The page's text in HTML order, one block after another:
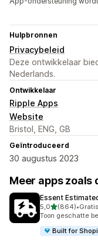
Hulpbronnen
Privacybeleid
Deze ontwikkelaar
Nederlands.
Ontwikkelaar
Ripple Apps
Website
Bristol, ENG, GB
Geïntroduceerd
30 augustus 2023
Meer apps zoals
Essent
5,0van 5 sterren
(864)
864 recensies in
•Gratis
Toon geschatte
Built for